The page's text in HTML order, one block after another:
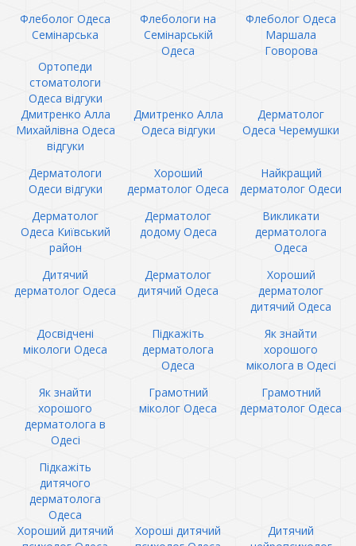
Флеболог Одеса
Семінарська
Флебологи на
Семінарській
Одеса
Флеболог Одеса
Маршала
Говорова
Ортопеди
стоматологи
Одеса відгуки
Дмитренко Алла
Михайлівна Одеса
відгуки
Дмитренко Алла
Одеса відгуки
Дерматолог
Одеса Черемушки
Дерматологи
Одеси відгуки
Хороший
дерматолог Одеса
Найкращий
дерматолог Одеси
Дерматолог
Одеса Київський
район
Дерматолог
додому Одеса
Викликати
дерматолога
Одеса
Дитячий
дерматолог Одеса
Дерматолог
дитячий Одеса
Хороший
дерматолог
дитячий Одеса
Досвідчені
мікологи Одеса
Підкажіть
дерматолога
Одеса
Як знайти
хорошого
міколога в Одесі
Як знайти
хорошого
дерматолога в
Одесі
Грамотний
міколог Одеса
Грамотний
дерматолог Одеса
Підкажіть
дитячого
дерматолога
Одеса
Хороший дитячий
Хороші дитячий
Дитячий